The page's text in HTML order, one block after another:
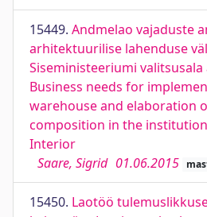
15449. Andmelao vajaduste
arhitektuurilise lahenduse
Siseministeeriumi
Business needs for
warehouse and elaboration
composition in the
Interior
Saare, Sigrid 01.06.2015
15450. Laotöö